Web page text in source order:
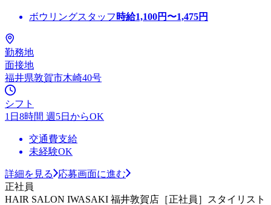
ボウリングスタッフ 時給1,100円〜1,475円
勤務地
面接地
福井県敦賀市木崎40号
シフト
1日8時間 週5日からOK
交通費支給
未経験OK
詳細を見る
応募画面に進む
正社員
HAIR SALON IWASAKI 福井敦賀店［正社員］スタイリスト